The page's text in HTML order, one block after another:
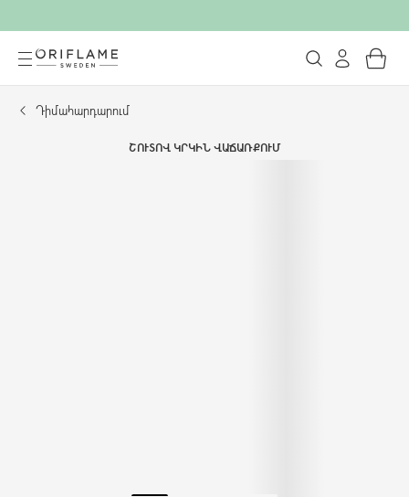
Դիմահարդարում
ՇՈՒՏՈՎ ԿՐԿԻՆ ՎԱՃԱՌՔՈՒՄ